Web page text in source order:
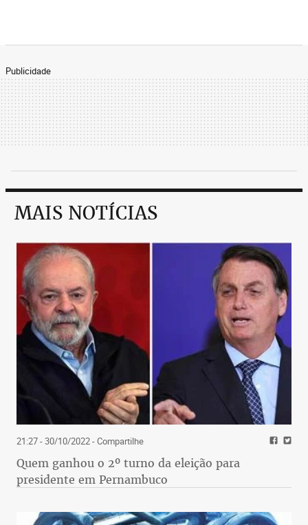
Publicidade
MAIS NOTÍCIAS
21:27 - 30/10/2022- Compartilhe
Quem ganhou o 2º turno da eleição para
presidente em Pernambuco